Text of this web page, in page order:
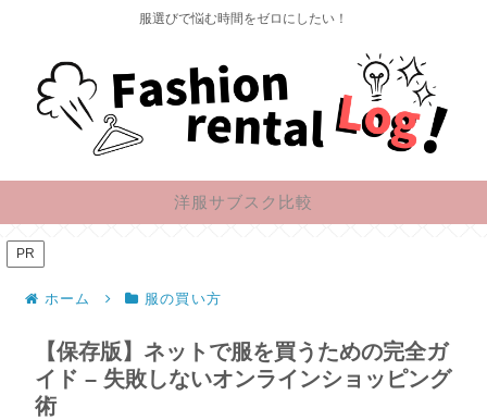
服選びで悩む時間をゼロにしたい！
洋服サブスク比較
PR
ホーム 服の買い方
【保存版】ネットで服を買うための完全ガ
イド – 失敗しないオンラインショッピング
術